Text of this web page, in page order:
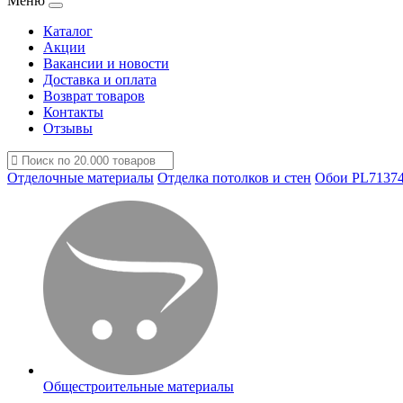
Каталог
Акции
Вакансии и новости
Доставка и оплата
Возврат товаров
Контакты
Отзывы
Отделочные материалы Отделка потолков и стен Обои
Общестроительные материалы